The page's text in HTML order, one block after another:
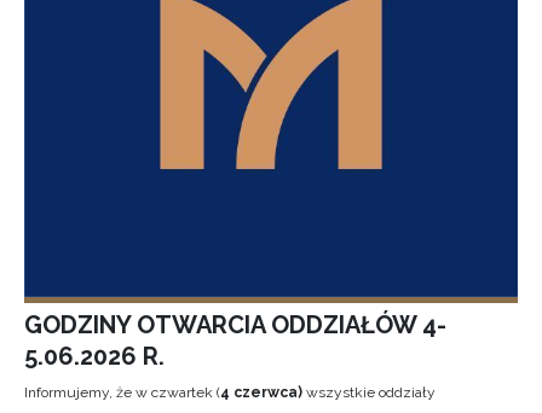
GODZINY OTWARCIA ODDZIAŁÓW 4-
5.06.2026 R.
Informujemy, że w czwartek (4 czerwca) wszystkie oddziały